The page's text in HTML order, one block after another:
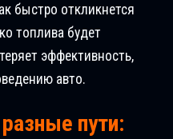
быстро откликнется
топлива будет
эффективность,
авто.
пути: